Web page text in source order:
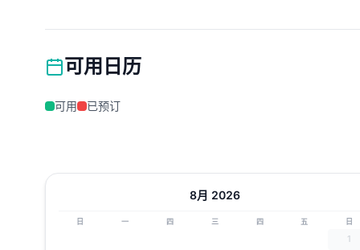
可用日历
可用 已预订
8月 2026
日 一 四 三 四 五 日
1